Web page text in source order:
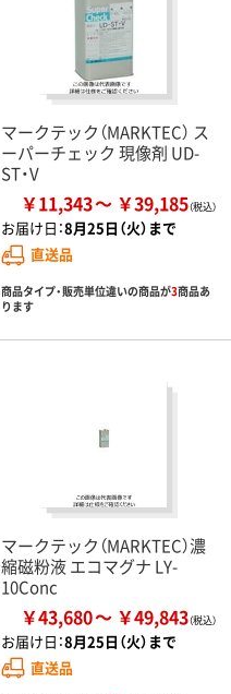
マークテック（MARKTEC） ス
ーパーチェック 現像剤 UD-
ST・V
￥11,343 ￥39,185
お届け日：8月25日（火）まで
直送品
商品タイプ・販売単位違いの商品が3商品あ
ります
マークテック（MARKTEC）濃
縮磁粉液 エコマグナ LY-
10Conc
￥43,680 ￥49,843
お届け日：8月25日（火）まで
直送品